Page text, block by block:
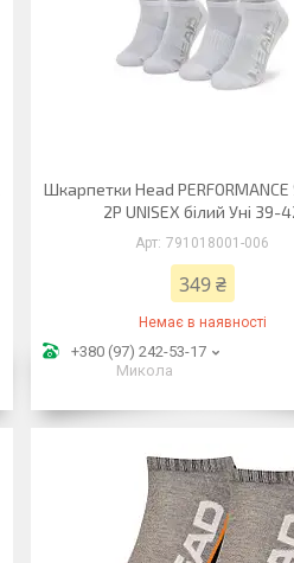
Шкарпетки Head PERFORMANCE
2P UNISEX білий Уні 39-
791018001-006
349 ₴
Немає в наявності
+380 (97) 242-53-17
Микола